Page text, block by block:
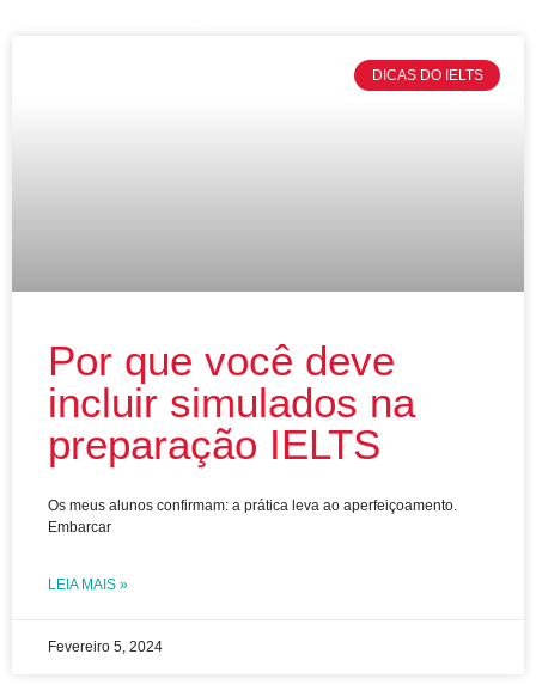
DICAS DO IELTS
Por que você deve
incluir simulados na
preparação IELTS
Os meus alunos confirmam: a prática leva ao aperfeiçoamento.
Embarcar
LEIA MAIS »
Fevereiro 5, 2024